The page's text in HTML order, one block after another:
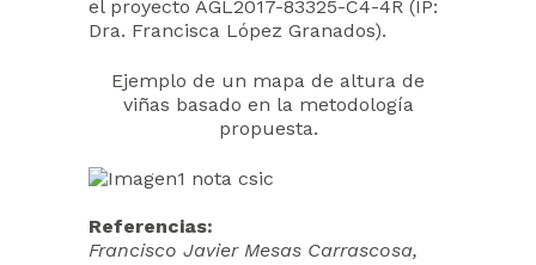
el proyecto AGL2017-83325-C4-4R (IP:
Dra. Francisca López Granados).
Ejemplo de un mapa de altura de
viñas basado en la metodología
propuesta.
Referencias:
Francisco Javier Mesas Carrascosa,